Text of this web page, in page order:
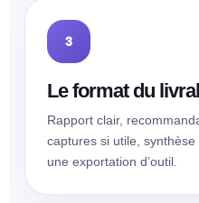
3
Le format du
Rapport clair,
captures si utile,
une exportation d’outil.